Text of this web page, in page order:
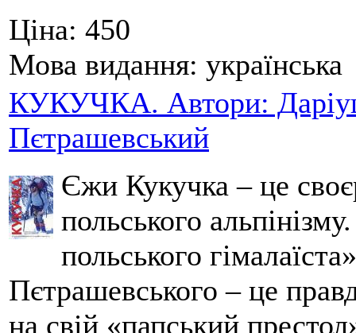
Ціна: 450
Мова видання: українська
КУКУЧКА. Автори:
Пєтрашевський
Єжи Кукучка – це
польського
польського
Пєтрашевського – це
на свій «папський